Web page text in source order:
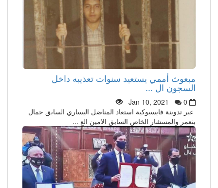
مبعوث أممي يستعيد سنوات تعذيبه داخل
السجون ال ...
Jan 10, 2021
0
عبر تدوينة فايسبوكية استعاد المناضل اليساري السابق جمال
بنعمر والمسشار الخاص السابق الامين الع ...